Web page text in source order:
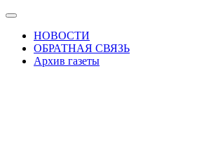
Skip
content
Показать/
Скрыть
навигацию
НОВОСТИ
ОБРАТНАЯ СВЯЗЬ
Архив газеты